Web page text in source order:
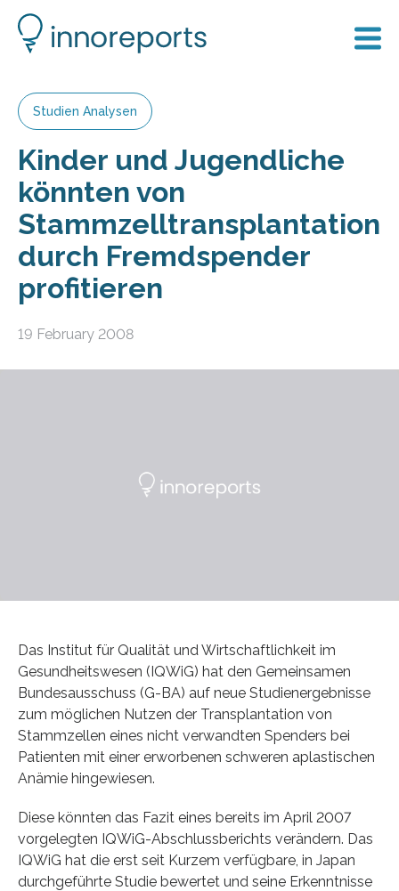
Studien Analysen
Kinder und Jugendliche
könnten von
Stammzelltransplantation
durch Fremdspender
profitieren
19 February 2008
Das Institut für Qualität und Wirtschaftlichkeit im
Gesundheitswesen (IQWiG) hat den Gemeinsamen
Bundesausschuss (G-BA) auf neue Studienergebnisse
zum möglichen Nutzen der Transplantation von
Stammzellen eines nicht verwandten Spenders bei
Patienten mit einer erworbenen schweren aplastischen
Anämie hingewiesen.
Diese könnten das Fazit eines bereits im April 2007
vorgelegten IQWiG-Abschlussberichts verändern. Das
IQWiG hat die erst seit Kurzem verfügbare, in Japan
durchgeführte Studie bewertet und seine Erkenntnisse